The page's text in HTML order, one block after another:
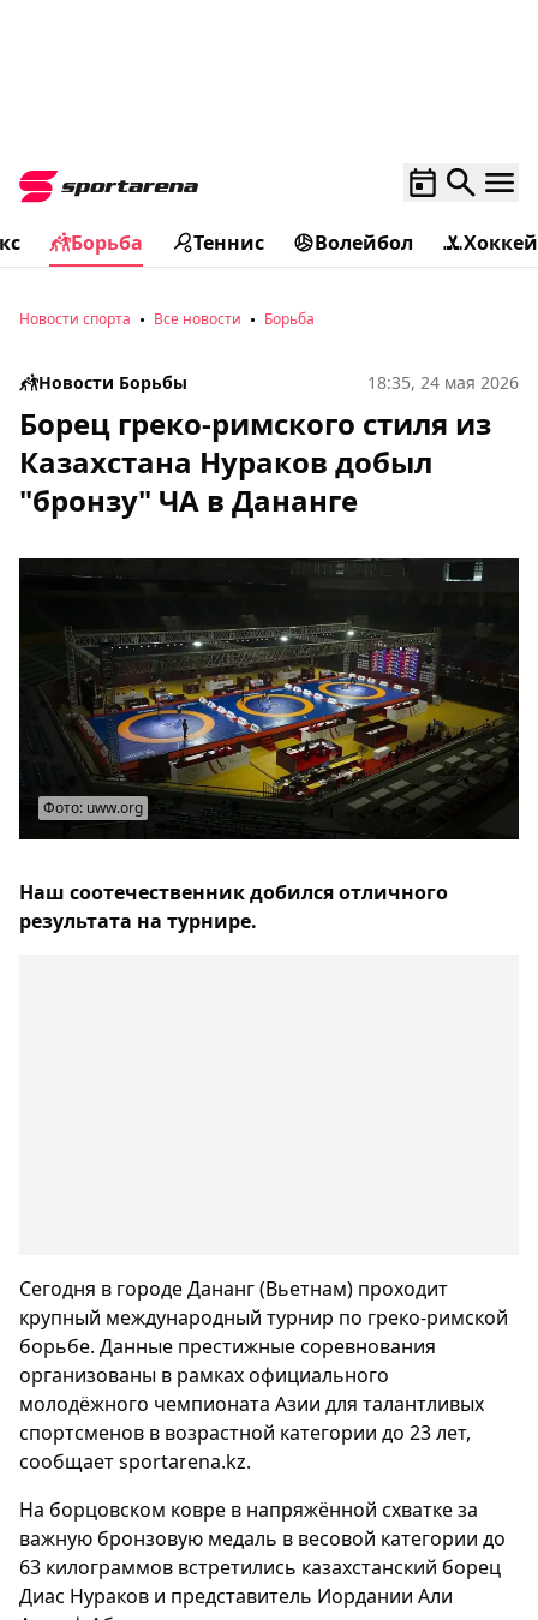
Борьба Теннис Волейбол Хоккей
Новости спорта Все новости Борьба
Новости Борьбы 18:35, 24 мая 2026
Борец греко-римского стиля из
Казахстана Нураков добыл
"бронзу" ЧА в Дананге
Фото: uww.org
Наш соотечественник добился отличного
результата на турнире.
Сегодня в городе Дананг (Вьетнам) проходит
крупный международный турнир по греко-римской
борьбе. Данные престижные соревнования
организованы в рамках официального
молодёжного чемпионата Азии для талантливых
спортсменов в возрастной категории до 23 лет,
сообщает sportarena.kz.
На борцовском ковре в напряжённой схватке за
важную бронзовую медаль в весовой категории до
63 килограммов встретились казахстанский борец
Диас Нураков и представитель Иордании Али